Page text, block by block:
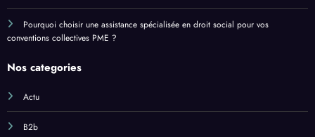
Pourquoi choisir une assistance spécialisée en droit social pour vos
conventions collectives PME ?
Nos categories
Actu
B2b